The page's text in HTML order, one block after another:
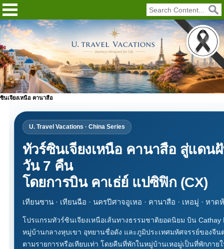
ซินเจียงเหนือ คานาสือ
U. Travel Vacations · China Series
ทัวร์ซินเจียงเหนือ คานาสือ สู่แดน
วัน 7 คืน
โดยการบิน คาเธ่ย์ แปซิฟิก (CX)
เทียนซาน · เทียนฉือ · นครปีศาจอูเหอ · คานาสือ · เหอมู่ · หาด
โปรแกรมทัวร์ซินเจียงเหนือเส้นทางธรรมชาติยอดนิยม บิน Cathay
หมู่บ้านกลางหุบเขา อุทยานชื่อดัง และภูมิประเทศมหัศจรรย์ของจีน
ตามรายการหรือเทียบเท่า โดยคืนที่พักในหมู่บ้านเหอมู่เป็นที่พักภา